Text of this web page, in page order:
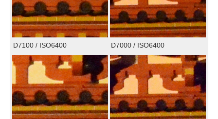
D7100 / ISO6400 D7000 / ISO6400